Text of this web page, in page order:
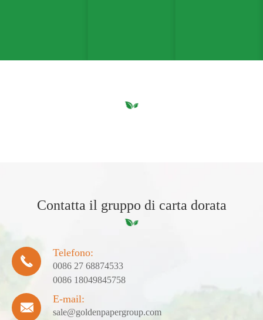
Contatta il gruppo di carta dorata

Telefono:
0086 27 68874533
0086 18049845758

E-mail:
sale@goldenpapergroup.com